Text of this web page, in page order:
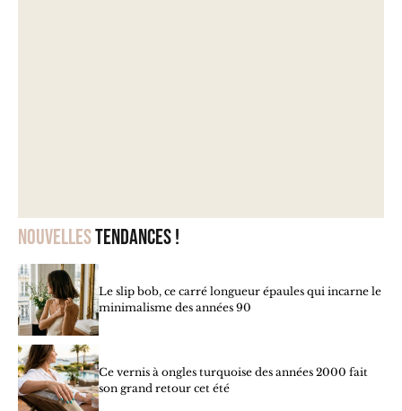
Nouvellestendances !
Le slip bob, ce carré longueur épaules qui incarne le
minimalisme des années 90
Ce vernis à ongles turquoise des années 2000 fait
son grand retour cet été